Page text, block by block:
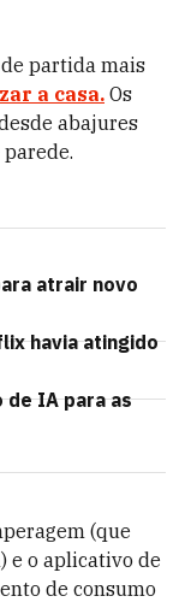
partida mais
a casa. Os
abajures
atrair novo
havia atingido
de IA para as
(que
e o aplicativo de
de consumo